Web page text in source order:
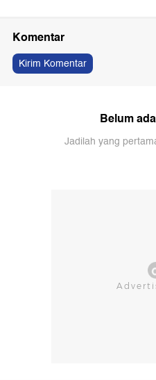
Komentar
Kirim Komentar
Belum
Jadilah yang